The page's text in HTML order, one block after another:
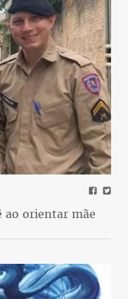
ao orientar mãe